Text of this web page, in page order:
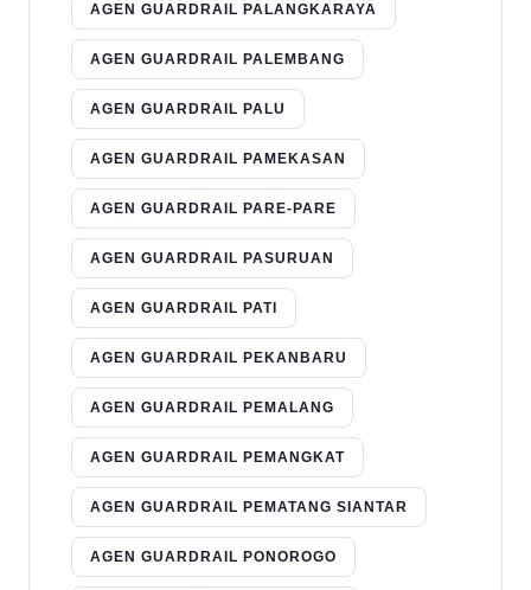
AGEN GUARDRAIL PALANGKARAYA
AGEN GUARDRAIL PALEMBANG
AGEN GUARDRAIL PALU
AGEN GUARDRAIL PAMEKASAN
AGEN GUARDRAIL PARE-PARE
AGEN GUARDRAIL PASURUAN
AGEN GUARDRAIL PATI
AGEN GUARDRAIL PEKANBARU
AGEN GUARDRAIL PEMALANG
AGEN GUARDRAIL PEMANGKAT
AGEN GUARDRAIL PEMATANG SIANTAR
AGEN GUARDRAIL PONOROGO